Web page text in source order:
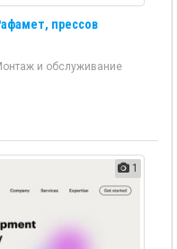
прессов
и обслуживание
1